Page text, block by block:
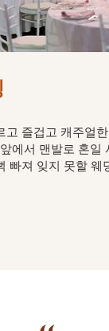
고 즐겁고 캐주얼
에서 맨발로 혼일